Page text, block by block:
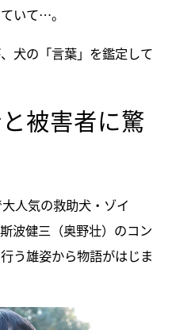
いて…。
犬の「言葉」を鑑定して
被害者に驚
人気の救助犬・ゾイ
波健三（奥野壮）のコン
う雄姿から物語がはじま